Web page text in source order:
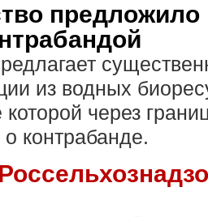
из водных
через
контрабанде.